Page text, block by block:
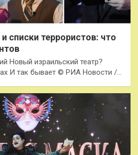
списки террористов: что
Новый израильский театр?
И так бывает © РИА Новости /…